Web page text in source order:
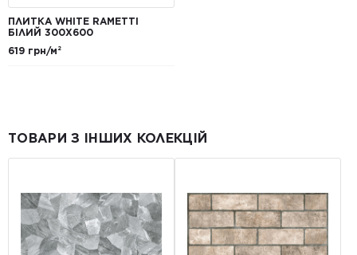
ПЛИТКА WHITE RAMETTI
БІЛИЙ 300Х600
619 грн/м²
ТОВАРИ З ІНШИХ КОЛЕКЦІЙ